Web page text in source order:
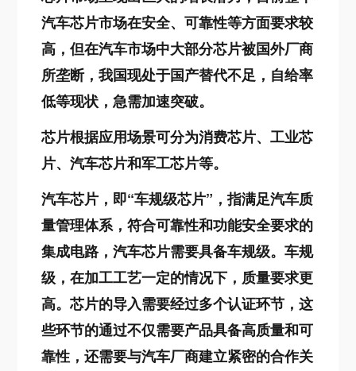
汽车芯片市场在安全、可靠性等方面要求较
高，但在汽车市场中大部分芯片被国外厂商
所垄断，我国现处于国产替代不足，自给率
低等现状，急需加速突破。
芯片根据应用场景可分为消费芯片、工业芯
片、汽车芯片和军工芯片等。
汽车芯片，即“车规级芯片”，指满足汽车质
量管理体系，符合可靠性和功能安全要求的
集成电路，汽车芯片需要具备车规级。车规
级，在加工工艺一定的情况下，质量要求更
高。芯片的导入需要经过多个认证环节，这
些环节的通过不仅需要产品具备高质量和可
靠性，还需要与汽车厂商建立紧密的合作关